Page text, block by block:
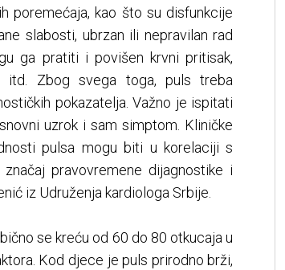
poremećaja, kao što su disfunkcije
slabosti, ubrzan ili nepravilan rad
ga pratiti i povišen krvni pritisak,
itd. Zbog svega toga, puls treba
pokazatelja. Važno je ispitati
uzrok i sam simptom. Kliničke
pulsa mogu biti u korelaciji s
pravovremene dijagnostike i
iz Udruženja kardiologa Srbije.
se kreću od 60 do 80 otkucaja u
Kod djece je puls prirodno brži,